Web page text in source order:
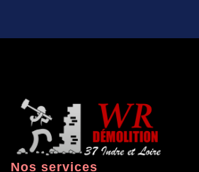
Nos services